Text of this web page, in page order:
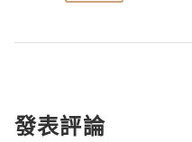
發表評論